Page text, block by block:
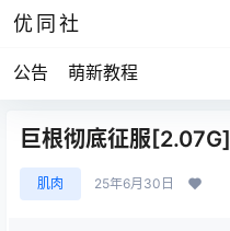
优同社
公告 萌新教程
巨根彻底征服[2.07G]
肌肉 25年6月30日